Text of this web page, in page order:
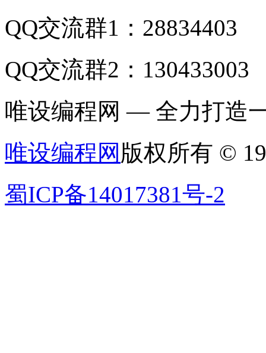
QQ交流群1：28834403
QQ交流群2：130433003
唯设编程网 — 全力打造
唯设编程网 版权所有 ©
蜀ICP备14017381号-2